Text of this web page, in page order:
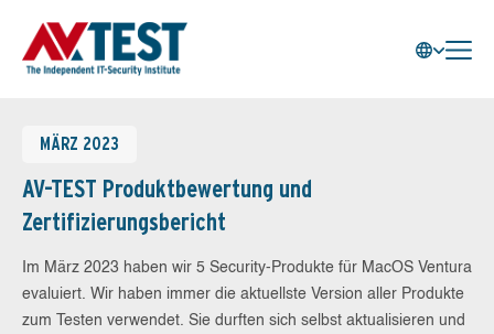
MÄRZ 2023
AV-TEST Produktbewertung und
Zertifizierungsbericht
Im März 2023 haben wir 5 Security-Produkte für MacOS Ventura
evaluiert. Wir haben immer die aktuellste Version aller Produkte
zum Testen verwendet. Sie durften sich selbst aktualisieren und